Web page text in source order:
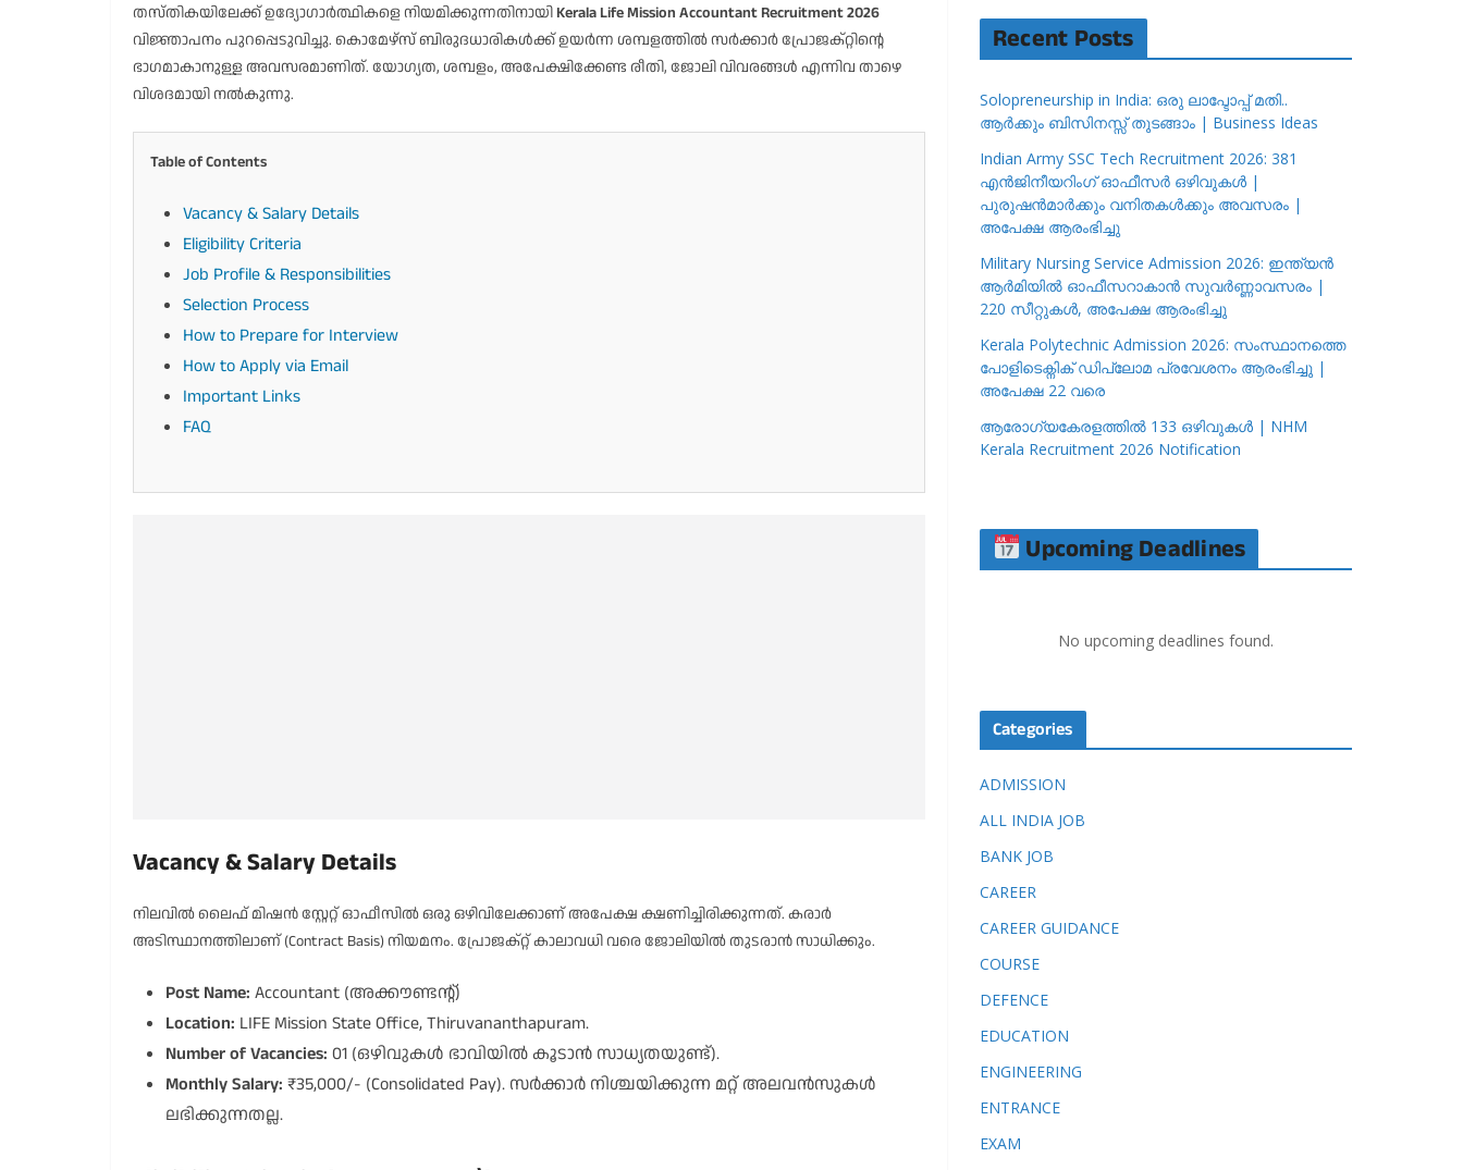
തസ്തികയിലേക്ക് ഉദ്യോഗാർത്ഥികളെ നിയമിക്കുന്നതിനായി Kerala Life Mission Accountant Recruitment 2026
വിജ്ഞാപനം പുറപ്പെടുവിച്ചു. കൊമേഴ്സ് ബിരുദധാരികൾക്ക് ഉയർന്ന ശമ്പളത്തിൽ സർക്കാർ പ്രോജക്റ്റിന്റെ
ഭാഗമാകാനുള്ള അവസരമാണിത്. യോഗ്യത, ശമ്പളം, അപേക്ഷിക്കേണ്ട രീതി, ജോലി വിവരങ്ങൾ എന്നിവ താഴെ
വിശദമായി നൽകുന്നു.
Table of Contents
Vacancy & Salary Details
Eligibility Criteria
Job Profile & Responsibilities
Selection Process
How to Prepare for Interview
How to Apply via Email
Important Links
FAQ
Vacancy & Salary Details
നിലവിൽ ലൈഫ് മിഷൻ സ്റ്റേറ്റ് ഓഫീസിൽ ഒരു ഒഴിവിലേക്കാണ് അപേക്ഷ ക്ഷണിച്ചിരിക്കുന്നത്. കരാർ
അടിസ്ഥാനത്തിലാണ് (Contract Basis) നിയമനം. പ്രോജക്റ്റ് കാലാവധി വരെ ജോലിയിൽ തുടരാൻ സാധിക്കും.
Post Name: Accountant (അക്കൗണ്ടന്റ്)
Location: LIFE Mission State Office, Thiruvananthapuram.
Number of Vacancies: 01 (ഒഴിവുകൾ ഭാവിയിൽ കൂടാൻ സാധ്യതയുണ്ട്).
Monthly Salary: ₹35,000/- (Consolidated Pay). സർക്കാർ നിശ്ചയിക്കുന്ന മറ്റ് അലവൻസുകൾ
ലഭിക്കുന്നതല്ല.
Recent Posts
Solopreneurship in India: ഒരു ലാപ്ടോപ്പ് മതി..
ആർക്കും ബിസിനസ്സ് തുടങ്ങാം | Business Ideas
Indian Army SSC Tech Recruitment 2026: 381
എൻജിനീയറിംഗ് ഓഫീസർ ഒഴിവുകൾ |
പുരുഷൻമാർക്കും വനിതകൾക്കും അവസരം |
അപേക്ഷ ആരംഭിച്ചു
Military Nursing Service Admission 2026: ഇന്ത്യൻ
ആർമിയിൽ ഓഫീസറാകാൻ സുവർണ്ണാവസരം |
220 സീറ്റുകൾ, അപേക്ഷ ആരംഭിച്ചു
Kerala Polytechnic Admission 2026: സംസ്ഥാനത്തെ
പോളിടെക്നിക് ഡിപ്ലോമ പ്രവേശനം ആരംഭിച്ചു |
അപേക്ഷ 22 വരെ
ആരോഗ്യകേരളത്തിൽ 133 ഒഴിവുകൾ | NHM
Kerala Recruitment 2026 Notification
Upcoming Deadlines
No upcoming deadlines found.
Categories
ADMISSION
ALL INDIA JOB
BANK JOB
CAREER
CAREER GUIDANCE
COURSE
DEFENCE
EDUCATION
ENGINEERING
ENTRANCE
EXAM